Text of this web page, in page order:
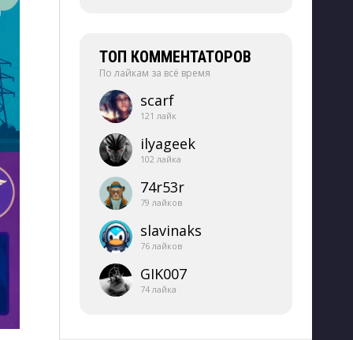
ТОП КОММЕНТАТОРОВ
По лайкам за всё время
scarf
121 лайк
ilyageek
102 лайка
74r53r
79 лайков
slavinaks
76 лайков
GIK007
74 лайка